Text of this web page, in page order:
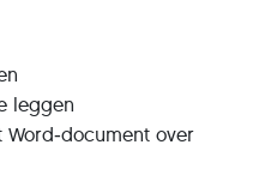
leggen
over